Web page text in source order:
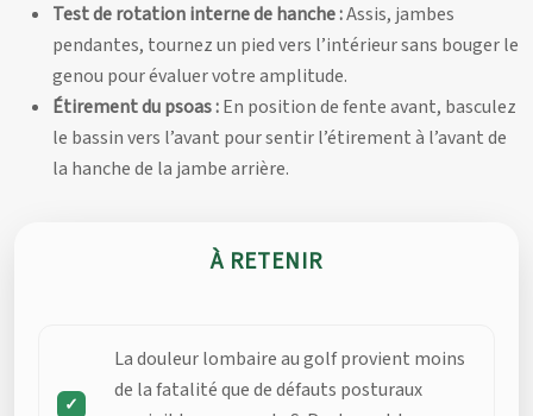
Test de rotation interne de hanche :Assis, jambes
pendantes, tournez un pied vers l’intérieur sans bouger le
genou pour évaluer votre amplitude.
Étirement du psoas :En position de fente avant, basculez
le bassin vers l’avant pour sentir l’étirement à l’avant de
la hanche de la jambe arrière.
À RETENIR
La douleur lombaire au golf provient moins
de la fatalité que de défauts posturaux